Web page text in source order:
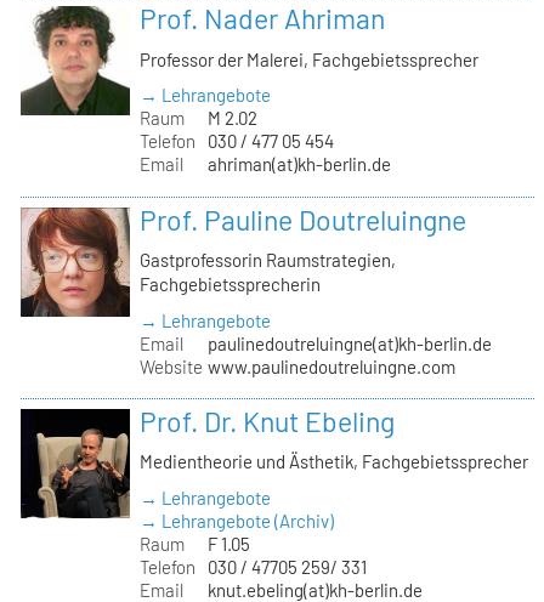
Prof. Nader Ahriman
Professor der Malerei, Fachgebietssprecher
→ Lehrangebote
Raum
M 2.02
Telefon
030 / 477 05 454
Email
ahriman(at)kh-berlin.de
Prof. Pauline Doutreluingne
Gastprofessorin Raumstrategien,
Fachgebietssprecherin
→ Lehrangebote
Email
paulinedoutreluingne(at)kh-berlin.de
Website www.paulinedoutreluingne.com
Prof. Dr. Knut Ebeling
Medientheorie und Ästhetik, Fachgebietssprecher
→ Lehrangebote
→ Lehrangebote (Archiv)
Raum
F 1.05
Telefon
030 / 47705 259/ 331
Email
knut.ebeling(at)kh-berlin.de